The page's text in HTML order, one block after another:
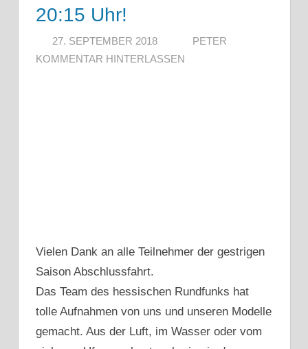
20:15 Uhr!
27. SEPTEMBER 2018
PETER
KOMMENTAR HINTERLASSEN
Vielen Dank an alle Teilnehmer der gestrigen
Saison Abschlussfahrt.
Das Team des hessischen Rundfunks hat
tolle Aufnahmen von uns und unseren Modelle
gemacht. Aus der Luft, im Wasser oder vom